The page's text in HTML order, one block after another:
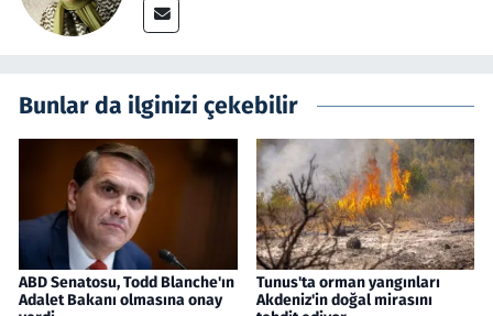
Bunlar da ilginizi çekebilir
ABD Senatosu, Todd Blanche'ın
Adalet Bakanı olmasına onay
Tunus'ta orman yangınları
Akdeniz'in doğal mirasını